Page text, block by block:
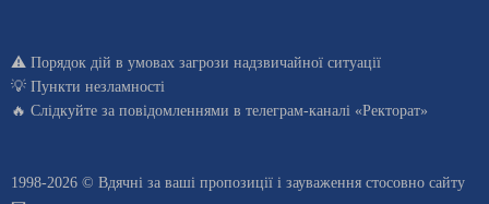
⚠️ Порядок дій в умовах загрози надзвичайної ситуації
💡 Пункти незламності
🔥 Слідкуйте за повідомленнями в телеграм-каналі «Ректорат»
1998-2026 © Вдячні за ваші пропозиції і зауваження стосовно сайту